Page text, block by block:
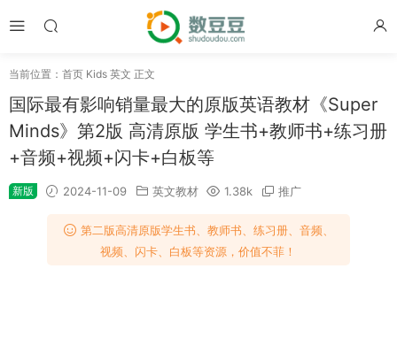
当前位置： 首页 Kids 英文 正文
国际最有影响销量最大的原版英语教材《Super
Minds》第2版 高清原版 学生书+教师书+练习册
+音频+视频+闪卡+白板等
新版 2024-11-09 英文教材 1.38k 推广
第二版高清原版学生书、教师书、练习册、音频、
视频、闪卡、白板等资源，价值不菲！